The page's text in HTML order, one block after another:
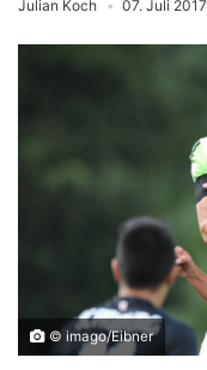
Julian Koch 07. Juli
© imago/Eibner